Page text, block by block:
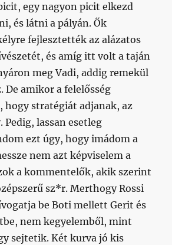
egy nagyon picit elkezd
és látni a pályán. Ők
fejlesztették az alázatos
és amíg itt volt a taján
meg Vadi, addig remekül
De amikor a felelősség
hogy stratégiát adjanak, az
Pedig, lassan esetleg
ezt úgy, hogy imádom a
nem azt képviselem a
a kommentelők, akik szerint
sz*r. Merthogy Rossi
be Boti mellett Gerit és
nem kegyelemből, mint
sejtetik. Két kurva jó kis